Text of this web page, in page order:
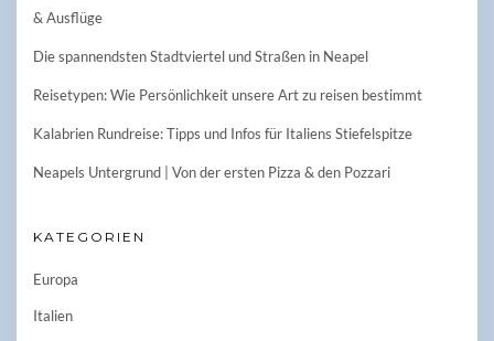
& Ausflüge
Die spannendsten Stadtviertel und Straßen in Neapel
Reisetypen: Wie Persönlichkeit unsere Art zu reisen bestimmt
Kalabrien Rundreise: Tipps und Infos für Italiens Stiefelspitze
Neapels Untergrund | Von der ersten Pizza & den Pozzari
KATEGORIEN
Europa
Italien